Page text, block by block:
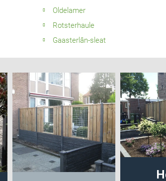
Oldelamer
Rotsterhaule
Gaasterlân-sleat
Hout-